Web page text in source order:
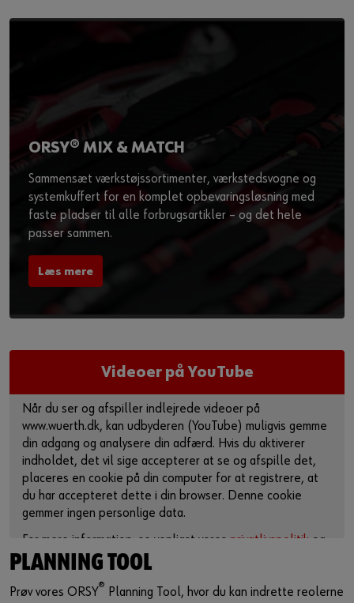
ORSY® MIX & MATCH
Sammensæt værkstøjssortimenter, værkstedsvogne og
systemkuffert for en komplet opbevaringsløsning med
faste pladser til alle forbrugsartikler – og det hele
passer sammen.
Læs mere
Videoer på YouTube
Når du ser og afspiller indlejrede videoer på
www.wuerth.dk, kan udbyderen (YouTube) muligvis gemme
din adgang og analysere din adfærd. Hvis du aktiverer
indholdet, det vil sige accepterer at se og afspille det,
placeres en cookie på din computer for at registrere, at
du har accepteret dette i din browser. Denne cookie
gemmer ingen personlige data.
For mere information, se venligst vores privatlivspolitik og
cookie-side.
Aktiver indhold
PLANNING TOOL
Prøv vores ORSY® Planning Tool, hvor du kan indrette reolerne